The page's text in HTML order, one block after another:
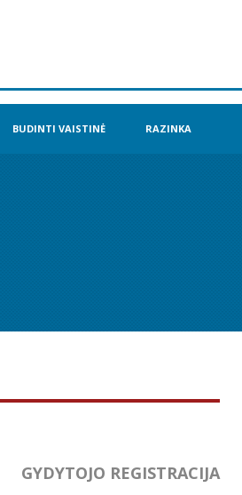
BUDINTI VAISTINĖ RAZINKA
GYDYTOJO REGISTRACIJA